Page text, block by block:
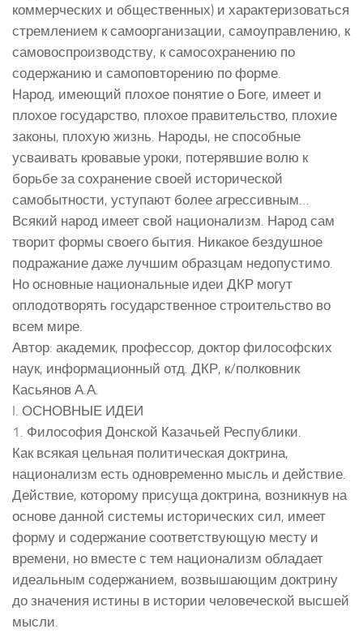
коммерческих и общественных) и характеризоваться
стремлением к самоорганизации, самоуправлению, к
самовоспроизводству, к самосохранению по
содержанию и самоповторению по форме.
Народ, имеющий плохое понятие о Боге, имеет и
плохое государство, плохое правительство, плохие
законы, плохую жизнь. Народы, не способные
усваивать кровавые уроки, потерявшие волю к
борьбе за сохранение своей исторической
самобытности, уступают более агрессивным…
Всякий народ имеет свой национализм. Народ сам
творит формы своего бытия. Никакое бездушное
подражание даже лучшим образцам недопустимо.
Но основные национальные идеи ДКР могут
оплодотворять государственное строительство во
всем мире.
Автор: академик, профессор, доктор философских
наук, информационный отд. ДКР, к/полковник
Касьянов А.А.
I. ОСНОВНЫЕ ИДЕИ
1. Философия Донской Казачьей Республики.
Как всякая цельная политическая доктрина,
национализм есть одновременно мысль и действие.
Действие, которому присуща доктрина, возникнув на
основе данной системы исторических сил, имеет
форму и содержание соответствующую месту и
времени, но вместе с тем национализм обладает
идеальным содержанием, возвышающим доктрину
до значения истины в истории человеческой высшей
мысли.